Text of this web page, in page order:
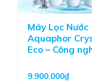
chế về phát minh
lý cao. Aqualen
bộ lọc nước cao
gọn – tiện dụng,
lọc nước âm bồn,…
Máy Lọc Nước
Aquaphor
Eco – Công
9.900.000₫